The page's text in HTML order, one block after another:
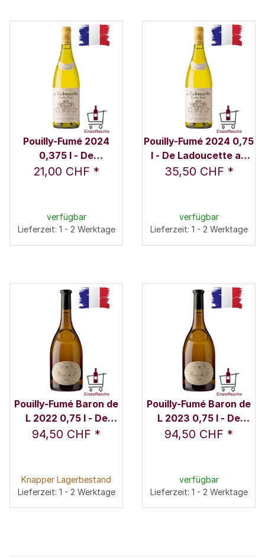
Pouilly-Fumé 2024
0,375 l - De
Ladoucette au
21,00 CHF *
verfügbar
Lieferzeit: 1 - 2 Werktage
Pouilly-Fumé 2024 0,75
l - De Ladoucette au
Château du Nozet
35,50 CHF *
verfügbar
Lieferzeit: 1 - 2 Werktage
Pouilly-Fumé Baron de
L 2022 0,75 l - De
Ladoucette au
94,50 CHF *
Knapper Lagerbestand
Lieferzeit: 1 - 2 Werktage
Pouilly-Fumé Baron de
L 2023 0,75 l - De
Ladoucette au
94,50 CHF *
verfügbar
Lieferzeit: 1 - 2 Werktage